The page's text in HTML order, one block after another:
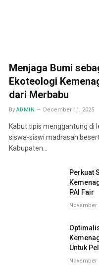
Menjaga Bumi
Ekoteologi
dari Merbabu
By ADMIN December 11, 2025
Kabut tipis menggantung di
siswa-siswi madrasah
Kabupaten…
Perkuat
PAI Fair
November
Untuk
November